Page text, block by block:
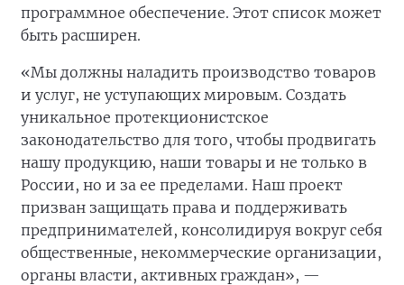
программное обеспечение. Этот список может
быть расширен.
«Мы должны наладить производство товаров
и услуг, не уступающих мировым. Создать
уникальное протекционистское
законодательство для того, чтобы продвигать
нашу продукцию, наши товары и не только в
России, но и за ее пределами. Наш проект
призван защищать права и поддерживать
предпринимателей, консолидируя вокруг себя
общественные, некоммерческие организации,
органы власти, активных граждан», —